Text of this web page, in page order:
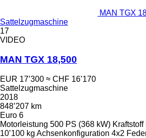
MAN TGX
Sattelzugmaschine
17
VIDEO
MAN TGX 18,500
EUR 17’300 ≈ CHF 16’170
Sattelzugmaschine
2018
848’207 km
Euro 6
Motorleistung 500 PS (368 kW) Kraftstoff
10’100 kg Achsenkonfiguration 4x2